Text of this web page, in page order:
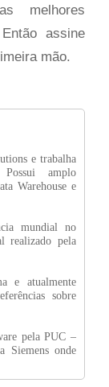
melhores
assine
mão.
e trabalha
amplo
Warehouse e
mundial no
realizado pela
e atualmente
sobre
pela PUC –
Siemens onde